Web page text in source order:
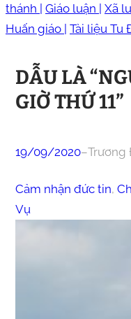
thánh | Giáo luận | Xã
Huấn giáo | Tài liệu Tu
DẪU LÀ
GIỜ THỨ 11”
19/09/2020–Trương
Cảm nhận đức tin,
Vụ